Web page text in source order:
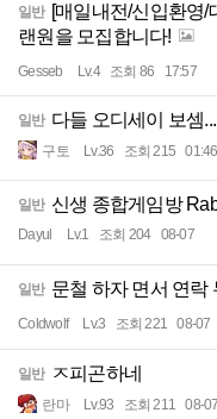
일반 [매일내전/신입환영/
랜원을 모집합니다!
Gesseb Lv.4 조회 86 17:57
일반 다들 오디세이 보셈
구토 Lv.36 조회 215 01:46
일반 신생 종합게임방
Dayul Lv.1 조회 204 08-07
일반 문철 하자 면서 연락
Coldwolf Lv.3 조회 221 08-07
일반 ㅈ피곤하네
란마 Lv.93 조회 211 08-07